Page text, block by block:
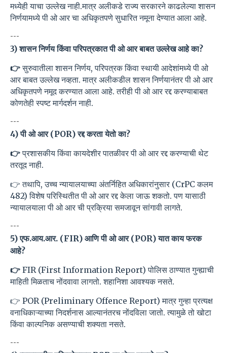
मध्येही याचा उल्लेख नाही.मात्र अलीकडे राज्य सरकारने काढलेल्या शासन
निर्णयामध्ये पी ओ आर चा अधिकृतपणे सुधारित नमूना देण्यात आला आहे.
---
3) शासन निर्णय किंवा परिपत्रकात पी ओ आर बाबत उल्लेख आहे का?
👉सुरुवातीला शासन निर्णय, परिपत्रक किंवा स्थायी आदेशांमध्ये पी ओ
आर बाबत उल्लेख नव्हता. मात्र अलीकडील शासन निर्णयानंतर पी ओ आर
अधिकृतपणे नमूद करण्यात आला आहे. तरीही पी ओ आर रद्द करण्याबाबत
कोणतेही स्पष्ट मार्गदर्शन नाही.
---
4) पी ओ आर (POR) रद्द करता येतो का?
👉प्रशासकीय किंवा कायदेशीर पातळीवर पी ओ आर रद्द करण्याची थेट
तरतूद नाही.
👉 तथापि, उच्च न्यायालयाच्या अंतर्निहित अधिकारांनुसार (CrPC कलम
482) विशेष परिस्थितीत पी ओ आर रद्द केला जाऊ शकतो. पण यासाठी
न्यायालयाला पी ओ आर ची प्रक्रिया समजावून सांगावी लागते.
---
5) एफ.आय.आर. (FIR) आणि पी ओ आर (POR) यात काय फरक
आहे?
👉 FIR (First Information Report) पोलिस ठाण्यात गुन्ह्याची
माहिती मिळताच नोंदवावा लागतो. शहानिशा आवश्यक नसते.
👉 POR (Preliminary Offence Report) मात्र गुन्हा प्रत्यक्ष
वनाधिकाऱ्याच्या निदर्शनास आल्यानंतरच नोंदविला जातो. त्यामुळे तो खोटा
किंवा काल्पनिक असण्याची शक्यता नसते.
---